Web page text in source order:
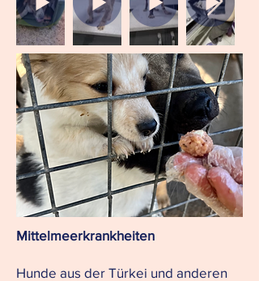
Mittelmeerkrankheiten
Hunde aus der Türkei und anderen